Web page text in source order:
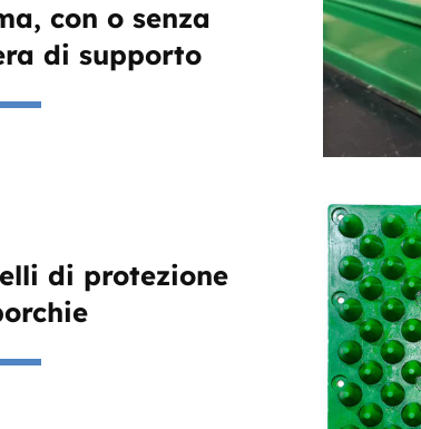
con o senza
di supporto
di protezione